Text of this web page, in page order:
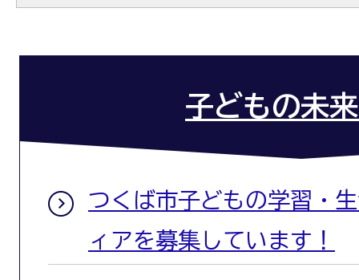
子どもの未
つくば市子どもの学習・
ィアを募集しています！